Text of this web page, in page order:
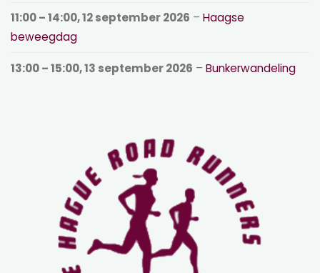
11:00– 14:00,12 september 2026 –Haagse
beweegdag
13:00– 15:00,13 september 2026 –Bunkerwandeling